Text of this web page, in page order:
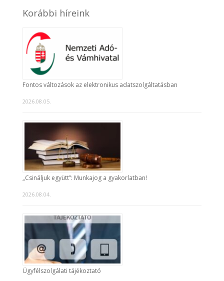
Korábbi híreink
Fontos változások az elektronikus adatszolgáltatásban
2026.08.05.
„Csináljuk együtt”: Munkajog a gyakorlatban!
2026.08.04.
Ügyfélszolgálati tájékoztató